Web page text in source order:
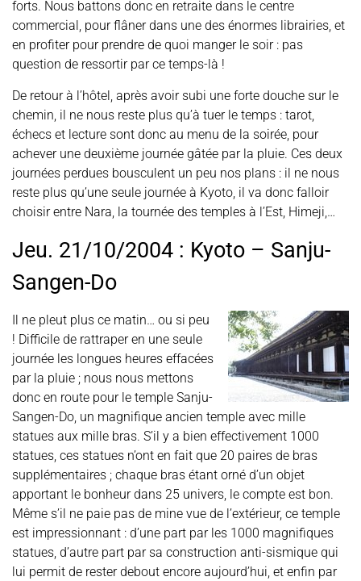
forts. Nous battons donc en retraite dans le centre
commercial, pour flâner dans une des énormes librairies, et
en profiter pour prendre de quoi manger le soir : pas
question de ressortir par ce temps-là !
De retour à l’hôtel, après avoir subi une forte douche sur le
chemin, il ne nous reste plus qu’à tuer le temps : tarot,
échecs et lecture sont donc au menu de la soirée, pour
achever une deuxième journée gâtée par la pluie. Ces deux
journées perdues bousculent un peu nos plans : il ne nous
reste plus qu’une seule journée à Kyoto, il va donc falloir
choisir entre Nara, la tournée des temples à l’Est, Himeji,…
Jeu. 21/10/2004 : Kyoto – Sanju-
Sangen-Do
Il ne pleut plus ce matin… ou si peu
! Difficile de rattraper en une seule
journée les longues heures effacées
par la pluie ; nous nous mettons
donc en route pour le temple Sanju-
Sangen-Do, un magnifique ancien temple avec mille
statues aux mille bras. S’il y a bien effectivement 1000
statues, ces statues n’ont en fait que 20 paires de bras
supplémentaires ; chaque bras étant orné d’un objet
apportant le bonheur dans 25 univers, le compte est bon.
Même s’il ne paie pas de mine vue de l’extérieur, ce temple
est impressionnant : d’une part par les 1000 magnifiques
statues, d’autre part par sa construction anti-sismique qui
lui permit de rester debout encore aujourd’hui, et enfin par